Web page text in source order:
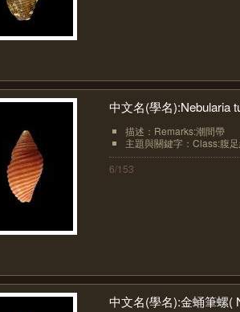
中文名(學名):Nebularia
描述：Remarks:潮間帶
主題與關鍵字：Class:腹
6/153
中文名(學名):金蛹筆螺(